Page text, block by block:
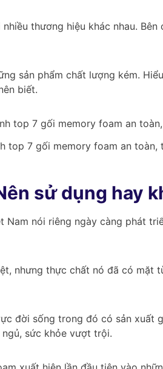
thương hiệu khác nhau.
sản phẩm chất lượng kém.
biết.
top 7 gối memory foam an toàn,
sử dụng hay
Nam nói riêng ngày càng phát
nhưng thực chất nó đã có mặt
đời sống trong đó có sản xuất
sức khỏe vượt trội.